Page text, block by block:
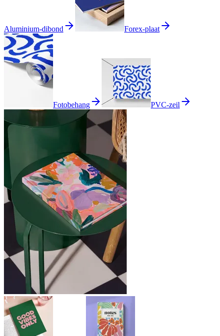
Aluminium-dibond Forex-plaat
Fotobehang PVC-zeil